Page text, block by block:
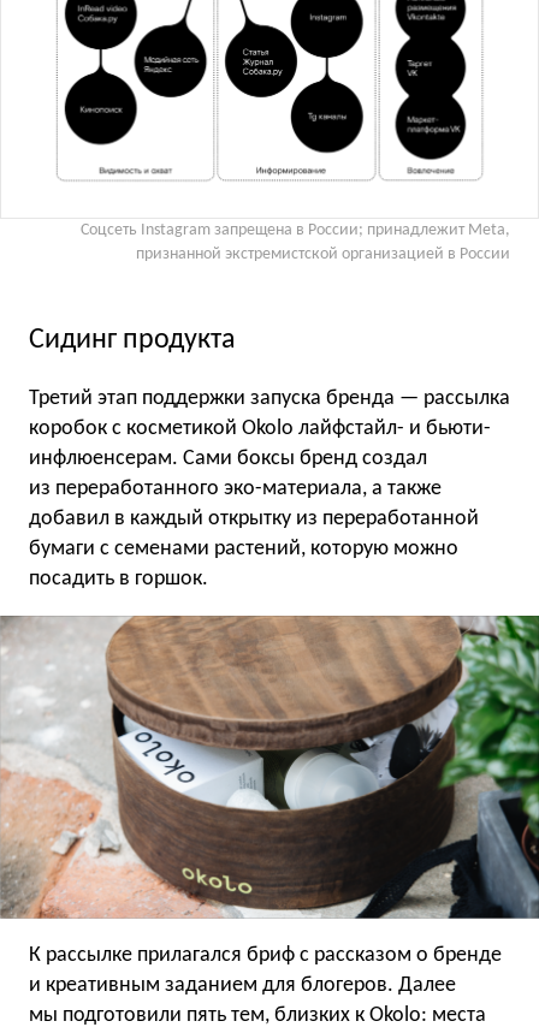
Соцсеть Instagram запрещена в России; принадлежит Meta,
признанной экстремистской организацией в России
Сидинг продукта
Третий этап поддержки запуска бренда — рассылка
коробок с косметикой Okolo лайфстайл- и бьюти-
инфлюенсерам. Сами боксы бренд создал
из переработанного эко-материала, а также
добавил в каждый открытку из переработанной
бумаги с семенами растений, которую можно
посадить в горшок.
К рассылке прилагался бриф с рассказом о бренде
и креативным заданием для блогеров. Далее
мы подготовили пять тем, близких к Okolo: места